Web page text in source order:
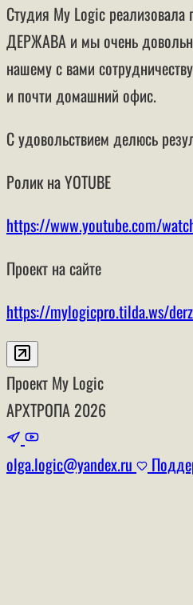
Студия My Logic реализовала
ДЕРЖАВА и мы очень
нашему с вами
и почти домашний офис.
С удовольствием делюсь
Ролик на YOTUBE
https://www.youtube.com/
Проект на сайте
https://mylogicpro.tilda.ws/
Проект My Logic
АРХТРОПА 2026
olga.logic@yandex.ru